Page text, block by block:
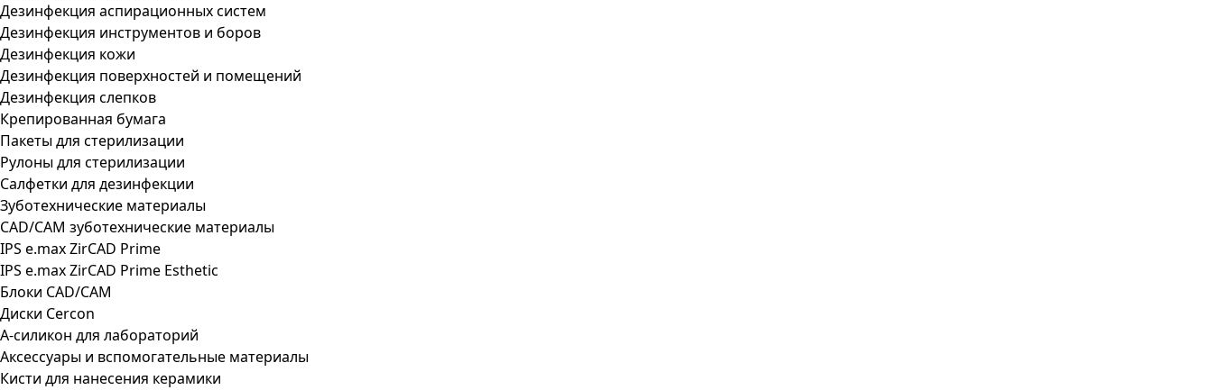
Дезинфекция аспирационных систем
Дезинфекция инструментов и боров
Дезинфекция кожи
Дезинфекция поверхностей и помещений
Дезинфекция слепков
Крепированная бумага
Пакеты для стерилизации
Рулоны для стерилизации
Салфетки для дезинфекции
Зуботехнические материалы
CAD/CAM зуботехнические материалы
IPS e.max ZirCAD Prime
IPS e.max ZirCAD Prime Esthetic
Блоки CAD/CAM
Диски Cercon
А-силикон для лабораторий
Аксессуары и вспомогательные материалы
Кисти для нанесения керамики